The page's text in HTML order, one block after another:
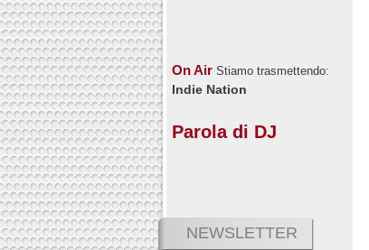
On Air Stiamo trasmettendo:
Indie Nation
Parola di DJ
NEWSLETTER